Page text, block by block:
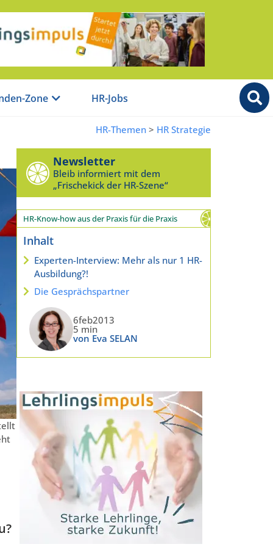
Zone HR-Jobs
HR-Themen > HR Strategie
Newsletter
Bleib informiert mit dem
„Frischekick der HR-Szene“
HR-Know-how aus der Praxis für die Praxis
Inhalt
Experten-Interview: Mehr als nur 1 HR-
Ausbildung?!
Die Gesprächspartner
6feb2013
5 min
von Eva SELAN